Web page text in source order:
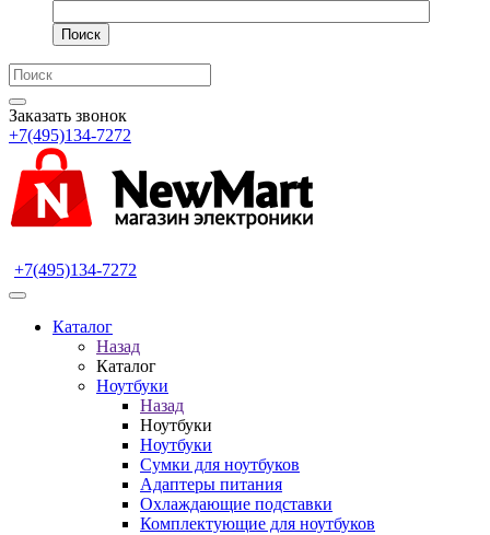
Поиск
Заказать звонок
+7(495)134-7272
+7(495)134-7272
Каталог
Назад
Каталог
Ноутбуки
Назад
Ноутбуки
Ноутбуки
Сумки для ноутбуков
Адаптеры питания
Охлаждающие подставки
Комплектующие для ноутбуков